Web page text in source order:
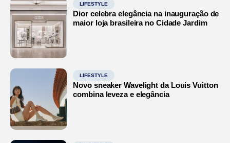
LIFESTYLE
Dior celebra elegância na inauguração de
maior loja brasileira no Cidade Jardim
LIFESTYLE
Novo sneaker Wavelight da Louis Vuitton
combina leveza e elegância